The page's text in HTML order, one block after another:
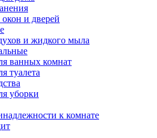
и дверей
и жидкого мыла
ванных комнат
туалета
уборки
к комнате